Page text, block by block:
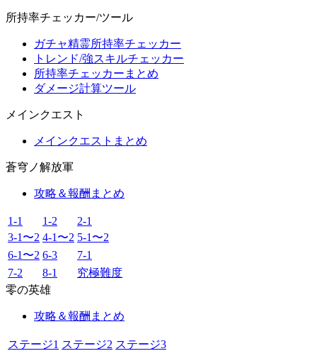
所持率チェッカー/ツール
ガチャ精霊所持率チェッカー
トレンド/強スキルチェッカー
所持率チェッカーまとめ
ダメージ計算ツール
メインクエスト
メインクエストまとめ
蒼穹ノ解放軍
攻略＆報酬まとめ
1-1 1-2
2-1
3-1〜2 4-1〜2 5-1〜2
6-1〜2 6-3
7-1
7-2
8-1
究極難度
零の英雄
攻略＆報酬まとめ
ステージ1 ステージ2 ステージ3